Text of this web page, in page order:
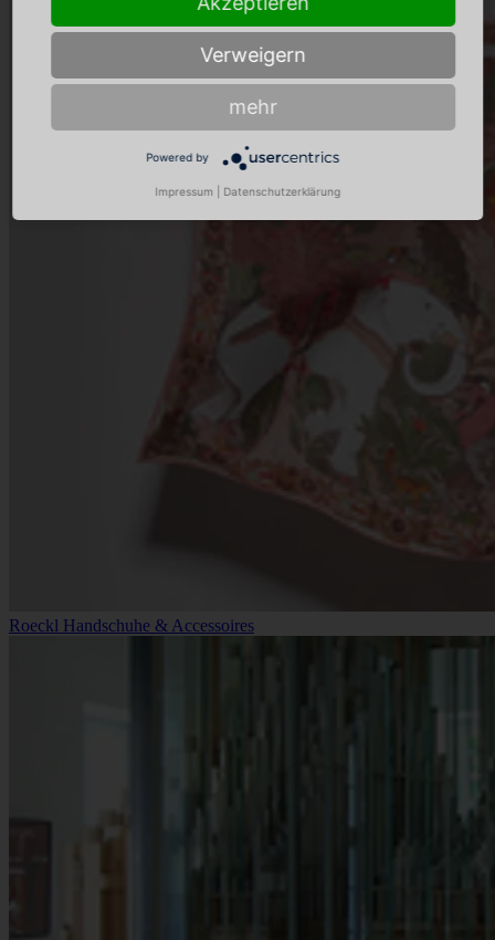
Roeckl Handschuhe & Accessoires
Verweigern
mehr
Powered by
Impressum Datenschutzerklärung